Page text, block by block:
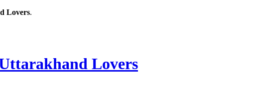
Lovers.
Lovers